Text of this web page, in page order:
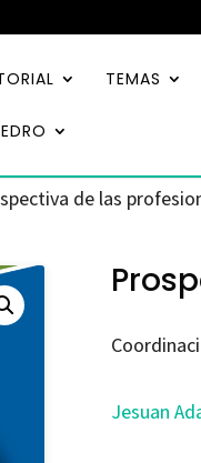
TEMAS
de las
Jesuan